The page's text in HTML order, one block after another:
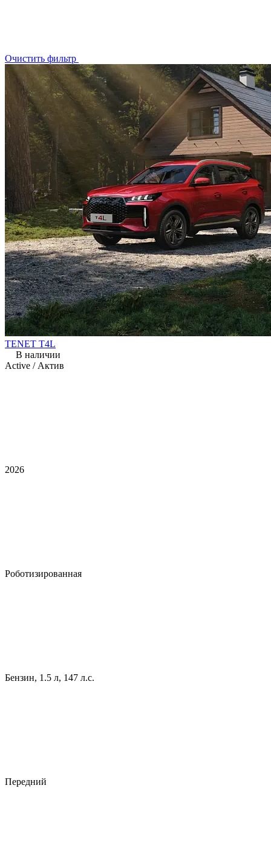
Очистить фильтр
TENET T4L
В наличии
Active / Актив
2026
Роботизированная
Бензин, 1.5 л, 147 л.с.
Передний